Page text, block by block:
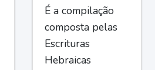
É a compilação
composta pelas
Escrituras
Hebraicas